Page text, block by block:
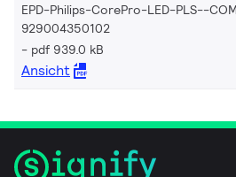
EPD-Philips-CorePro-LED-PLS--
929004350102
pdf 939.0 kB
Ansicht